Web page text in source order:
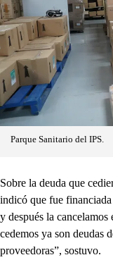
Parque Sanitario del IPS.
Sobre la deuda que
indicó que fue financiada
y después la
cedemos ya son deudas
proveedoras”, sostuvo.